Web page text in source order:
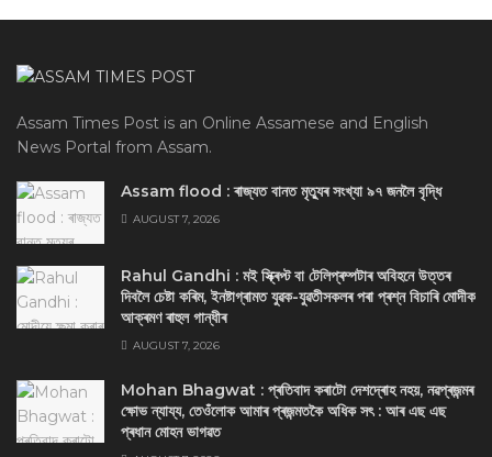
Assam Times Post is an Online Assamese and English
News Portal from Assam.
Assam flood : ৰাজ্যত বানত মৃত্যুৰ সংখ্যা ৯৭ জনলৈ বৃদ্ধি
AUGUST 7, 2026
Rahul Gandhi : মই স্ক্ৰিপ্ট বা টেলিপ্ৰম্পটাৰ অবিহনে উত্তৰ
দিবলৈ চেষ্টা কৰিম, ইনষ্টাগ্ৰামত যুৱক-যুৱতীসকলৰ পৰা প্ৰশ্ন বিচাৰি মোদীক
আক্ৰমণ ৰাহুল গান্ধীৰ
AUGUST 7, 2026
Mohan Bhagwat : প্ৰতিবাদ কৰাটো দেশদ্ৰোহ নহয়, নৱপ্ৰজন্মৰ
ক্ষোভ ন্যায্য, তেওঁলোক আমাৰ প্ৰজন্মতকৈ অধিক সৎ : আৰ এছ এছ
প্ৰধান মোহন ভাগৱত